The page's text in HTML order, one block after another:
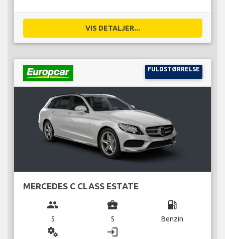
VIS DETALJER...
FULDSTØRRELSE
MERCEDES C CLASS ESTATE
group
5
business_center
5
local_gas_station
Benzin
miscellaneous_services login